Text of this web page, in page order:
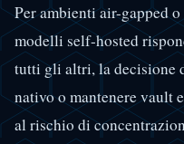
Per ambienti air-gapped
modelli self-hosted
tutti gli altri, la decisione
nativo o mantenere vault
al rischio di